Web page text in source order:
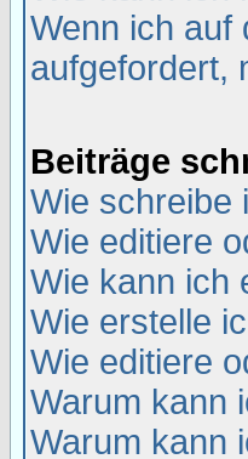
Wenn ich auf
aufgefordert,
Beiträge
Wie schreibe
Wie editiere
Wie kann ich
Wie erstelle
Wie editiere
Warum kann
Warum kann